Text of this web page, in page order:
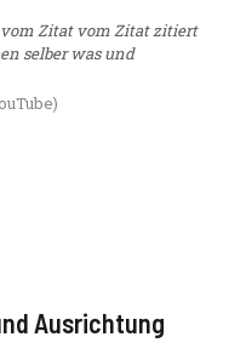
Zitat vom Zitat zitiert
selber was und
Ausrichtung